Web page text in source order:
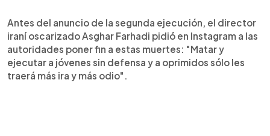
Antes del anuncio de la segunda ejecución, el director
iraní oscarizado Asghar Farhadi pidió en Instagram a las
autoridades poner fin a estas muertes: "Matar y
ejecutar a jóvenes sin defensa y a oprimidos sólo les
traerá más ira y más odio".